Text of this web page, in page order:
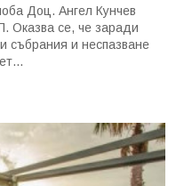
Доц. Ангел Кунчев
Оказва се, че заради
събрания и неспазване